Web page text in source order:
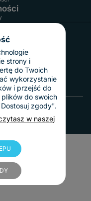
strony i
do Twoich
wykorzystanie
i przejść do
do swoich
zgody".
w naszej